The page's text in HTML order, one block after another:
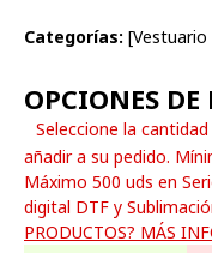
Categorías: [Vestuario
OPCIONES
Seleccione la
añadir a su pedido.
Máximo 500 uds en
digital DTF y
PRODUCTOS? MÁS